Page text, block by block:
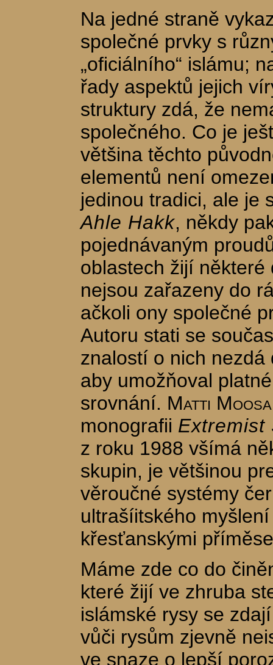
Na jedné straně
společné prvky s
„oficiálního“ islámu;
řady aspektů jejich
struktury zdá, že
společného. Co je
většina těchto
elementů není
jedinou tradici, ale je
Ahle Hakk, někdy
pojednávaným
oblastech žijí některé
nejsou zařazeny do
ačkoli ony společné
Autoru stati se
znalostí o nich nezdá
aby umožňoval
srovnání. Matti Moosa
monografii Extremist
z roku 1988 všímá
skupin, je většinou
věroučné systémy
ultrašíitského
křesťanskými
Máme zde co do
které žijí ve zhruba
islámské rysy se
vůči rysům zjevně
ve snaze o lepší